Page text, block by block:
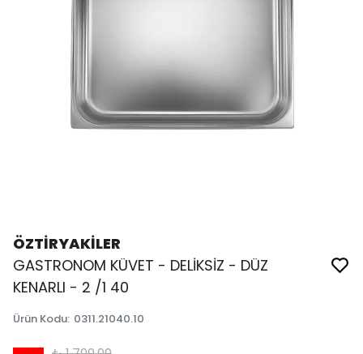
ÖZTİRYAKİLER
GASTRONOM KÜVET - DELİKSİZ - DÜZ
KENARLI - 2 /1 40
Ürün Kodu: 0311.21040.10